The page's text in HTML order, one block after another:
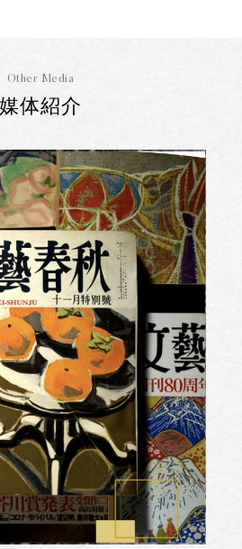
Other Media
媒体紹介